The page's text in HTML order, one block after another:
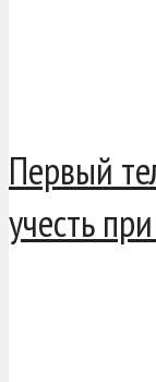
Первый
учесть